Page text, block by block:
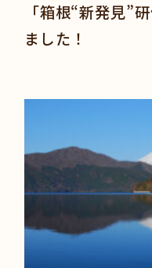
「箱根“新発見”
ました！